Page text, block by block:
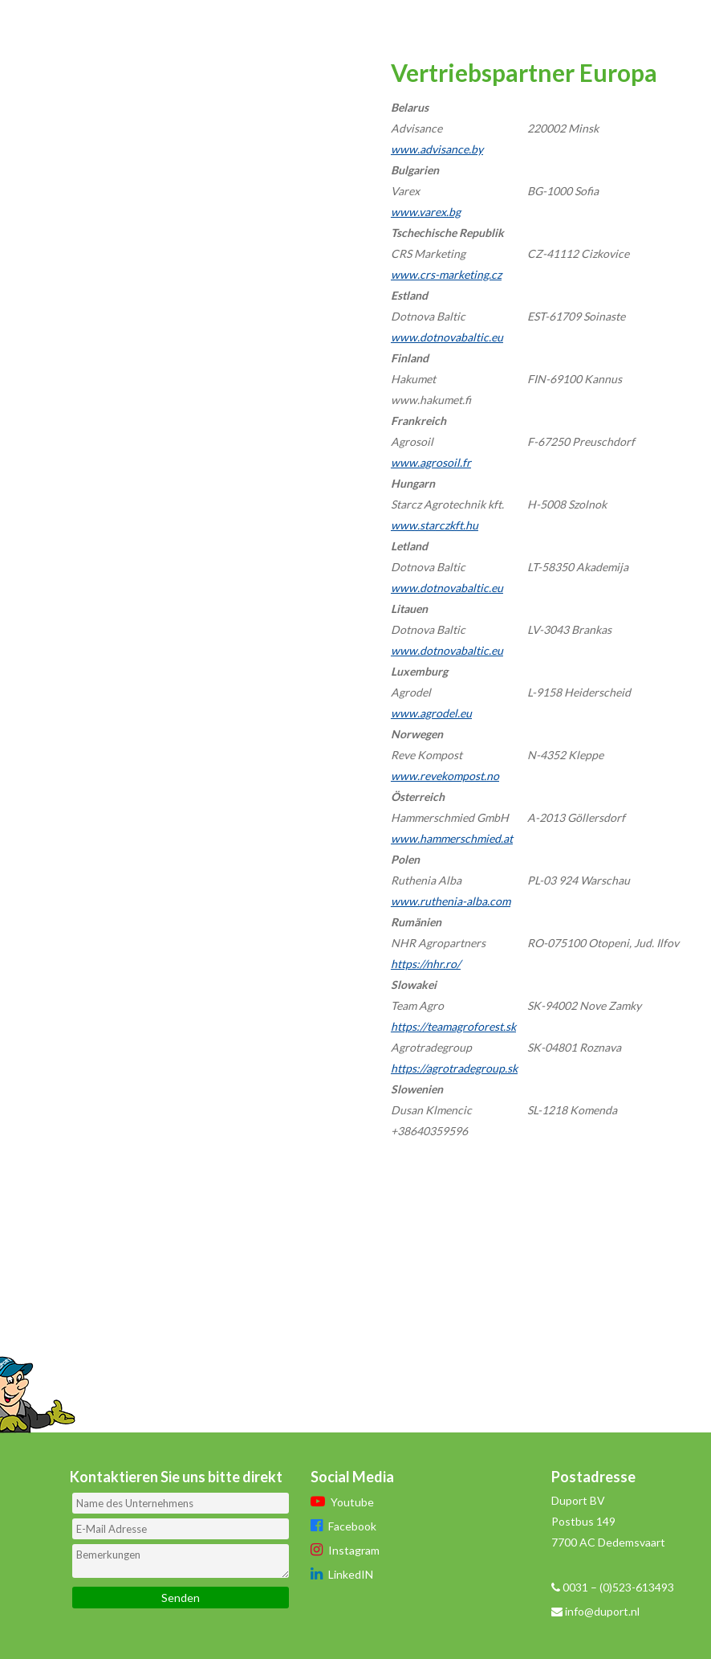
Vertriebspartner Europa
Belarus
Advisance
220002 Minsk
www.advisance.by
Bulgarien
Varex
BG-1000 Sofia
www.varex.bg
Tschechische Republik
CRS Marketing
CZ-41112 Cizkovice
www.crs-marketing.cz
Estland
Dotnova Baltic
EST-61709 Soinaste
www.dotnovabaltic.eu
Finland
Hakumet
FIN-69100 Kannus
www.hakumet.fi
Frankreich
Agrosoil
F-67250 Preuschdorf
www.agrosoil.fr
Hungarn
Starcz Agrotechnik kft.
H-5008 Szolnok
www.starczkft.hu
Letland
Dotnova Baltic
LT-58350 Akademija
www.dotnovabaltic.eu
Litauen
Dotnova Baltic
LV-3043 Brankas
www.dotnovabaltic.eu
Luxemburg
Agrodel
L-9158 Heiderscheid
www.agrodel.eu
Norwegen
Reve Kompost
N-4352 Kleppe
www.revekompost.no
Österreich
Hammerschmied GmbH
A-2013 Göllersdorf
www.hammerschmied.at
Polen
Ruthenia Alba
PL-03 924 Warschau
www.ruthenia-alba.com
Rumänien
NHR Agropartners
RO-075100 Otopeni, Jud. Ilfov
https://nhr.ro/
Slowakei
Team Agro
SK-94002 Nove Zamky
https://teamagroforest.sk
Agrotradegroup
SK-04801 Roznava
https://agrotradegroup.sk
Slowenien
Dusan Klmencic
SL-1218 Komenda
+38640359596
Kontaktieren Sie uns bitte direkt Social Media
Youtube
Facebook
Instagram
LinkedIN
Postadresse
Duport BV
Postbus 149
7700 AC Dedemsvaart
0031 – (0)523-613493
info@duport.nl